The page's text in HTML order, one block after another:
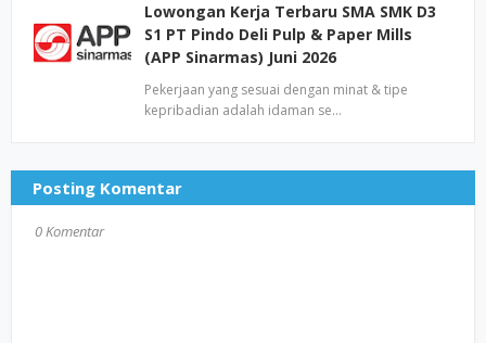
Lowongan Kerja Terbaru SMA SMK D3
S1 PT Pindo Deli Pulp & Paper Mills
(APP Sinarmas) Juni 2026
Pekerjaan yang sesuai dengan minat & tipe
kepribadian adalah idaman se…
Posting Komentar
0 Komentar